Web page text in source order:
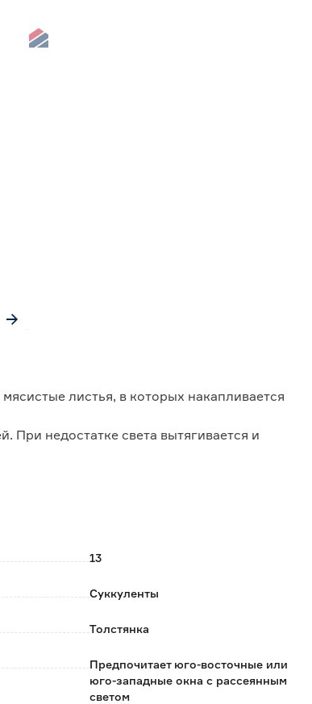
листья, в которых накапливается
При недостатке света вытягивается и
13
Суккуленты
Толстянка
Предпочитает юго-восточные или
юго-западные окна с рассеянным
светом